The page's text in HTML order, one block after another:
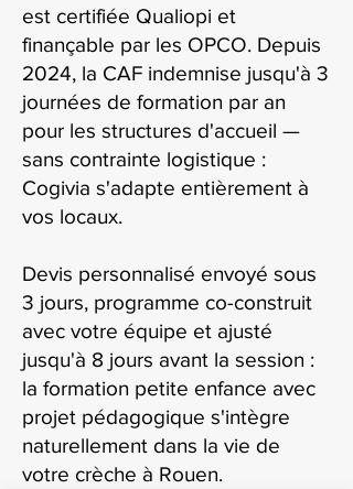
est certifiée Qualiopi et
finançable par les OPCO. Depuis
2024, la CAF indemnise jusqu'à 3
journées de formation par an
pour les structures d'accueil —
sans contrainte logistique :
Cogivia s'adapte entièrement à
vos locaux.
Devis personnalisé envoyé sous
3 jours, programme co-construit
avec votre équipe et ajusté
jusqu'à 8 jours avant la session :
la formation petite enfance avec
projet pédagogique s'intègre
naturellement dans la vie de
votre crèche à Rouen.